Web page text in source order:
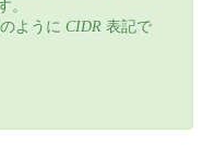
。
ように CIDR 表記で